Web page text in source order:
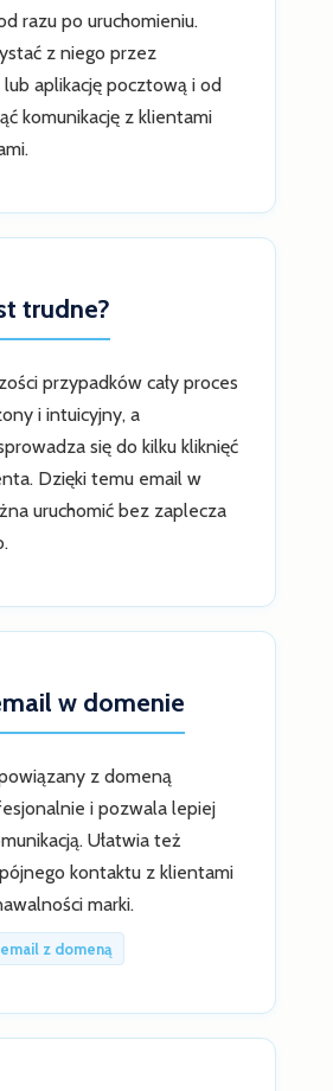
razu po uruchomieniu.
z niego przez
aplikację pocztową i od
komunikację z klientami
trudne?
przypadków cały proces
i intuicyjny, a
się do kilku kliknięć
Dzięki temu email w
uruchomić bez zaplecza
w domenie
z domeną
i pozwala lepiej
Ułatwia też
kontaktu z klientami
marki.
z domeną